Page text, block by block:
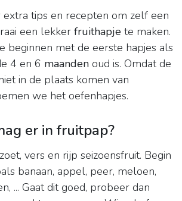
extra tips en recepten om zelf een
een lekker fruithapje te maken.
beginnen met de eerste hapjes als
4 en 6 maanden oud is. Omdat de
in de plaats komen van
we het oefenhapjes.
er in fruitpap?
vers en rijp seizoensfruit. Begin
banaan, appel, peer, meloen,
... Gaat dit goed, probeer dan